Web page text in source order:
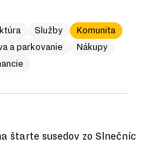
Služby
Komunita
a parkovanie
Nákupy